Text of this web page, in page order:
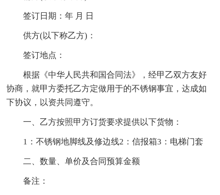
签订日期：年 月 日
供方(以下称乙方)：
签订地点：
根据《中华人民共和国合同法》，经甲乙双方友好
协商，就甲方委托乙方定做用于的不锈钢事宜，达成如
下协议，以资共同遵守。
一、乙方按照甲方订货要求提供以下货物：
1：不锈钢地脚线及修边线2：信报箱3：电梯门套
二、数量、单价及合同预算金额
备注：